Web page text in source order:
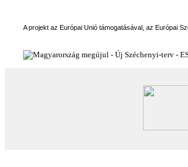
A projekt az Európai Unió támogatásával, az Európai